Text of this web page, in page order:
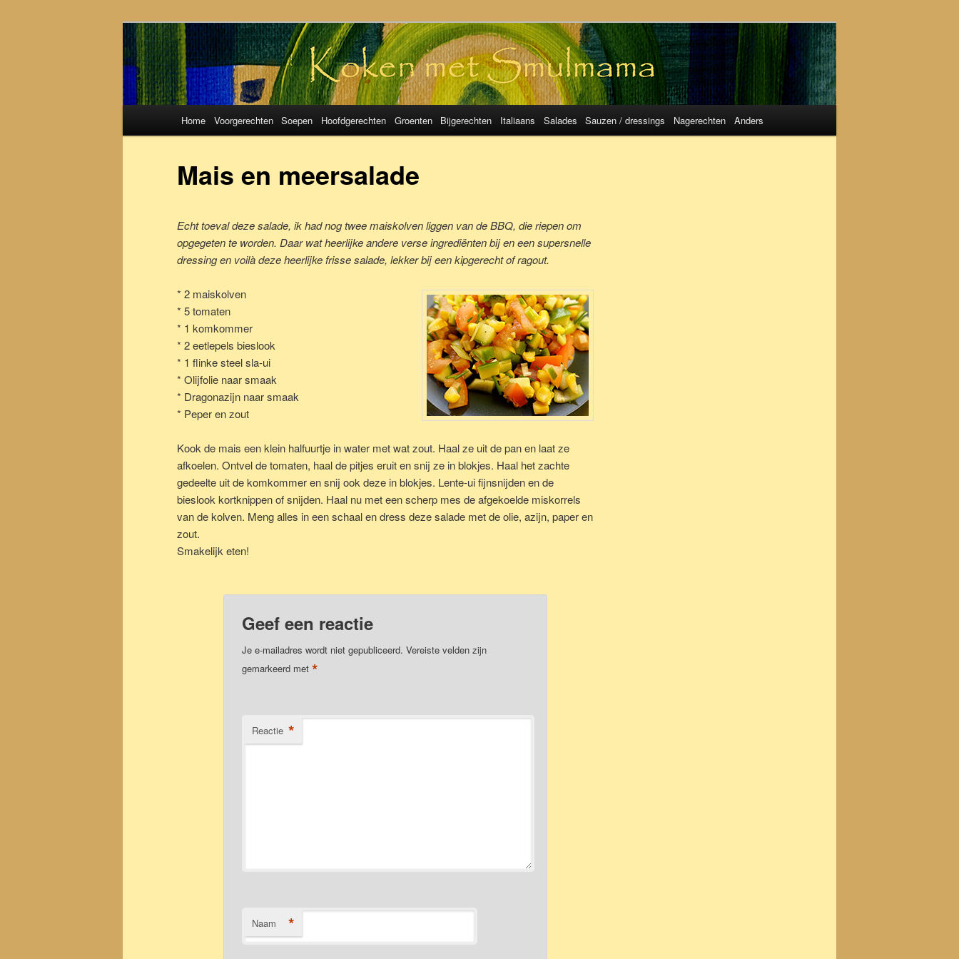
Koken met SmulMama
Spring
primaire
inhoud
Spring
secundaire
inhoud
Home Voorgerechten Soepen Hoofdgerechten Groenten Bijgerechten Italiaans Salades Sauzen / dressings Nagerechten Anders
Mais en meersalade
Echt toeval deze salade, ik had nog twee maiskolven liggen van de BBQ, die riepen om
opgegeten te worden. Daar wat heerlijke andere verse ingrediënten bij en een supersnelle
dressing en voilà deze heerlijke frisse salade, lekker bij een kipgerecht of ragout.
* 2 maiskolven
* 5 tomaten
* 1 komkommer
* 2 eetlepels bieslook
* 1 flinke steel sla-ui
* Olijfolie naar smaak
* Dragonazijn naar smaak
* Peper en zout
Kook de mais een klein halfuurtje in water met wat zout. Haal ze uit de pan en laat ze
afkoelen. Ontvel de tomaten, haal de pitjes eruit en snij ze in blokjes. Haal het zachte
gedeelte uit de komkommer en snij ook deze in blokjes. Lente-ui fijnsnijden en de
bieslook kortknippen of snijden. Haal nu met een scherp mes de afgekoelde miskorrels
van de kolven. Meng alles in een schaal en dress deze salade met de olie, azijn, paper en
zout.
Smakelijk eten!
Geef een reactie
Je e-mailadres wordt niet gepubliceerd. Vereiste velden zijn
gemarkeerd met *
Reactie *
Naam *